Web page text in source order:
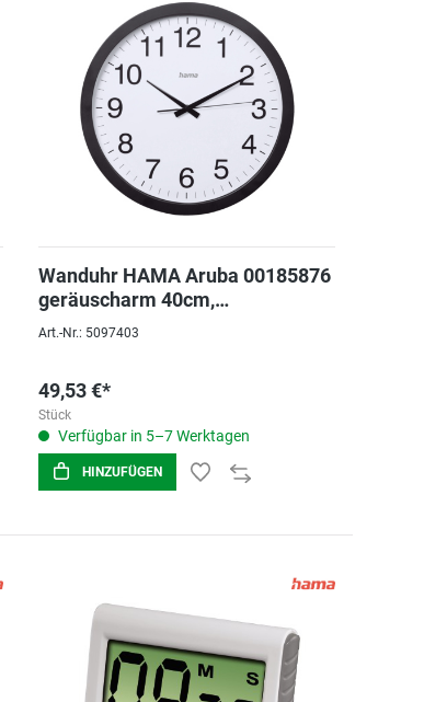
Wanduhr HAMA Aruba 00185876
geräuscharm 40cm,
Schwarz/weiß
Art.-Nr.: 5097403
49,53 €*
Stück
Verfügbar in 5–7 Werktagen
HINZUFÜGEN